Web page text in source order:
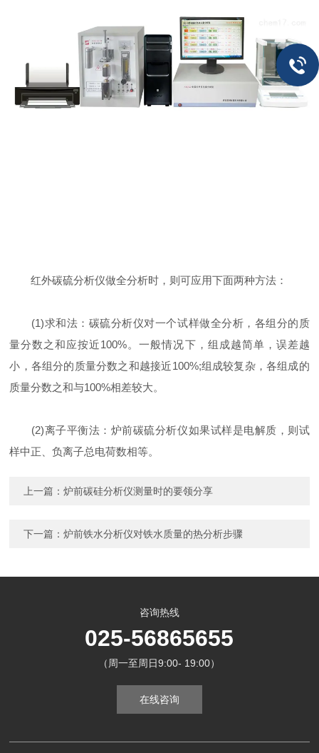
红外碳硫分析仪做全分析时，则可应用下面两种方法：
(1)求和法：碳硫分析仪对一个试样做全分析，各组分的质
量分数之和应按近100%。一般情况下，组成越简单，误差越
小，各组分的质量分数之和越接近100%;组成较复杂，各组成的
质量分数之和与100%相差较大。
(2)离子平衡法：炉前碳硫分析仪如果试样是电解质，则试
样中正、负离子总电荷数相等。
上一篇：炉前碳硅分析仪测量时的要领分享
下一篇：炉前铁水分析仪对铁水质量的热分析步骤
咨询热线
025-56865655
（周一至周日9:00- 19:00）
在线咨询